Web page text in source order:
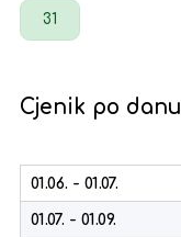
31
Cjenik po danu
01.06. - 01.07.
01.07. - 01.09.